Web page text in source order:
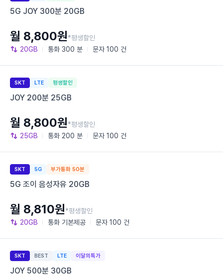
5G JOY 300분 20GB
20GB 통화 300 분 문자 100 건
월 8,800원*평생할인
SKT LTE 평생할인
JOY 200분 25GB
25GB 통화 200 분 문자 100 건
월 8,800원*평생할인
SKT 5G 부가통화 50분
5G 조이 음성자유 20GB
20GB 통화 기본제공 문자 100 건
월 8,810원*평생할인
SKT BEST LTE 이달의특가
JOY 500분 30GB